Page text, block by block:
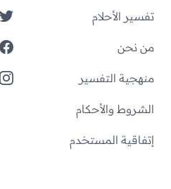
تفسير الأحلام
من نحن
منهجية التفسير
الشروط والأحكام
إتفاقية المستخدم